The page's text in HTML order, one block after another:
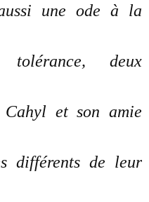
une ode à la
deux
Cahyl et son amie
différents de leur